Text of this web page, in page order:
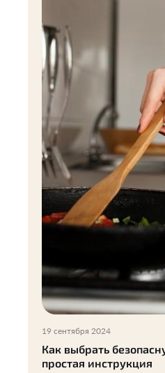
19 сентября 2024
Как выбрать
простая инструкция